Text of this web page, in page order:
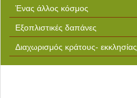
Ένας άλλος κόσμος
Εξοπλιστικές δαπάνες
Διαχωρισμός κράτους- εκκλησίας